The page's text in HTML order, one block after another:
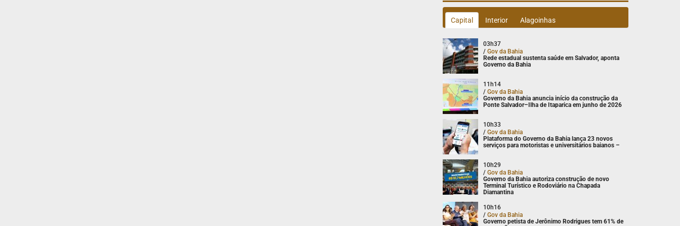
Capital Interior Alagoinhas
03h37
/Gov da Bahia
Rede estadual sustenta saúde em Salvador, aponta
Governo da Bahia
11h14
/Gov da Bahia
Governo da Bahia anuncia início da construção da
Ponte Salvador–Ilha de Itaparica em junho de 2026
10h33
/Gov da Bahia
Plataforma do Governo da Bahia lança 23 novos
serviços para motoristas e universitários baianos –
10h29
/Gov da Bahia
Governo da Bahia autoriza construção de novo
Terminal Turístico e Rodoviário na Chapada
Diamantina
10h16
/Gov da Bahia
Governo petista de Jerônimo Rodrigues tem 61% de